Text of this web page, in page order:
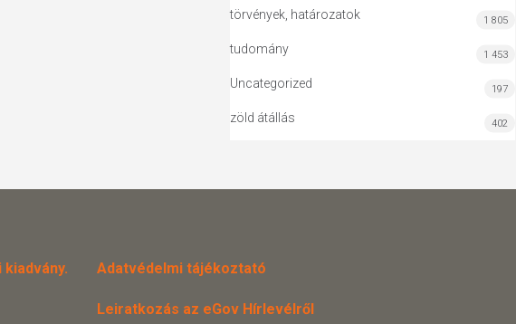
törvények, határozatok 1 805
tudomány 1 453
Uncategorized 197
zöld átállás 402
Adatvédelmi tájékoztató
Leiratkozás az eGov Hírlevélről